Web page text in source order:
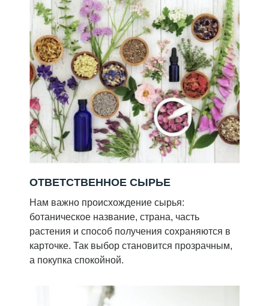
ОТВЕТСТВЕННОЕ СЫРЬЕ
Нам важно происхождение сырья:
ботаническое название, страна, часть
растения и способ получения сохраняются в
карточке. Так выбор становится прозрачным,
а покупка спокойной.